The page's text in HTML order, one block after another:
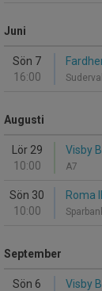
Juni
Sön 7
16:00
Augusti
Lör 29
10:00
Visby
A7
Sön 30
10:00
Roma
September
Sön 6
Visby